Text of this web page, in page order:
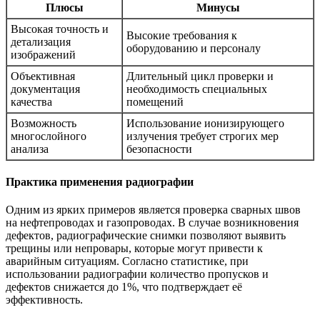
Плюсы
Минусы
Высокая точность и
детализация
изображений
Высокие требования к
оборудованию и персоналу
Объективная
документация
качества
Длительный цикл проверки и
необходимость специальных
помещений
Возможность
многослойного
анализа
Использование ионизирующего
излучения требует строгих мер
безопасности
Практика применения радиографии
Одним из ярких примеров является проверка сварных швов
на нефтепроводах и газопроводах. В случае возникновения
дефектов, радиографические снимки позволяют выявить
трещины или непровары, которые могут привести к
аварийным ситуациям. Согласно статистике, при
использовании радиографии количество пропусков и
дефектов снижается до 1%, что подтверждает её
эффективность.